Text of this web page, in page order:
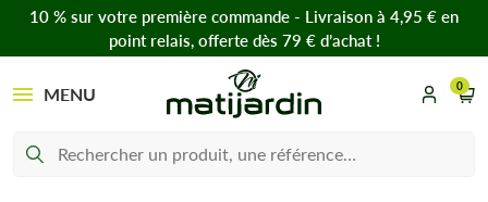
10 % sur votre première commande - Livraison à 4,95 € en
point relais, offerte dès 79 € d’achat !
MENU 0